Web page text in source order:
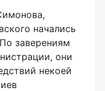
начались
заверениям
они
некоей